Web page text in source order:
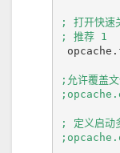
; 打开快速
; 推荐 1
;允许覆盖
; 定义启动